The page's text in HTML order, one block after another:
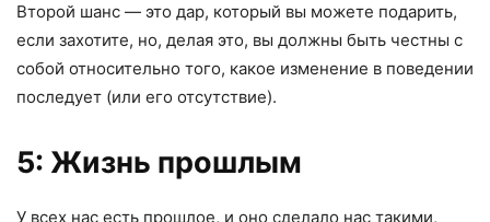
Второй шанс — это дар, который вы можете подарить,
если захотите, но, делая это, вы должны быть честны с
собой относительно того, какое изменение в поведении
последует (или его отсутствие).
5: Жизнь прошлым
У всех нас есть прошлое, и оно сделало нас такими,